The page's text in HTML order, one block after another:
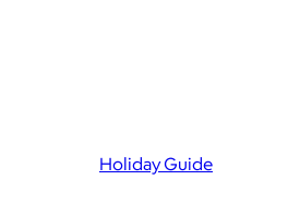
Holiday Guide